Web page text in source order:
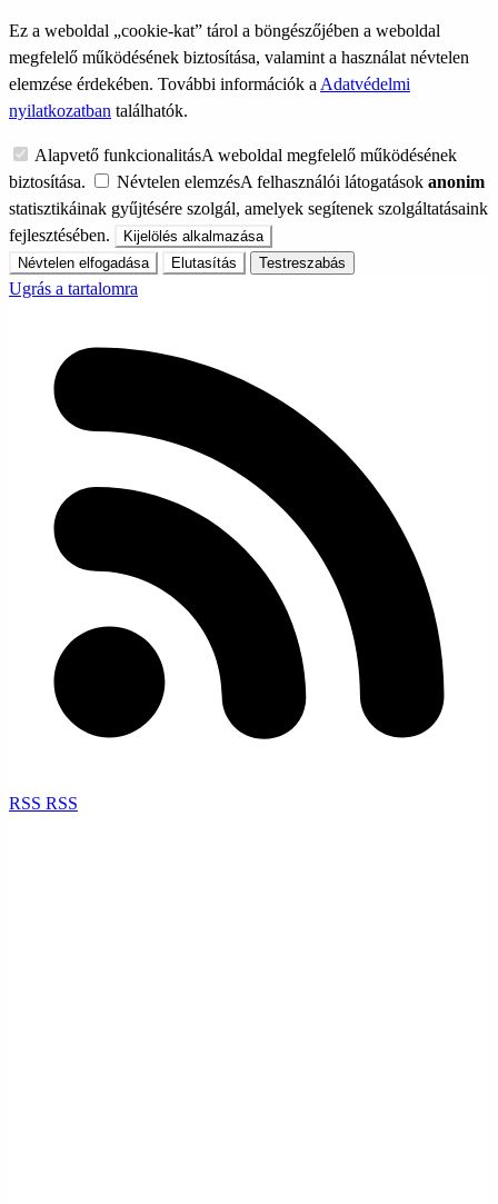
Ez a weboldal „cookie-kat” tárol a böngészőjében a weboldal
megfelelő működésének biztosítása, valamint a használat névtelen
elemzése érdekében. További információk a Adatvédelmi
nyilatkozatban találhatók.
Alapvető funkcionalitásA weboldal megfelelő működésének
biztosítása.
Névtelen elemzésA felhasználói látogatások anonim
statisztikáinak gyűjtésére szolgál, amelyek segítenek szolgáltatásaink
fejlesztésében.
Kijelölés alkalmazása
Névtelen elfogadása
Elutasítás Testreszabás
Ugrás a tartalomra
RSS RSS